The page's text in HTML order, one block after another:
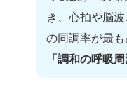
き、心拍や脳
の同調率が最
「調和の呼吸周